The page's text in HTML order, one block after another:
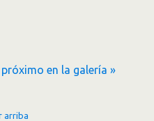
próximo en la galería »
arriba